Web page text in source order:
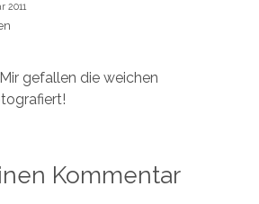
2011
gefallen die weichen
Kommentar